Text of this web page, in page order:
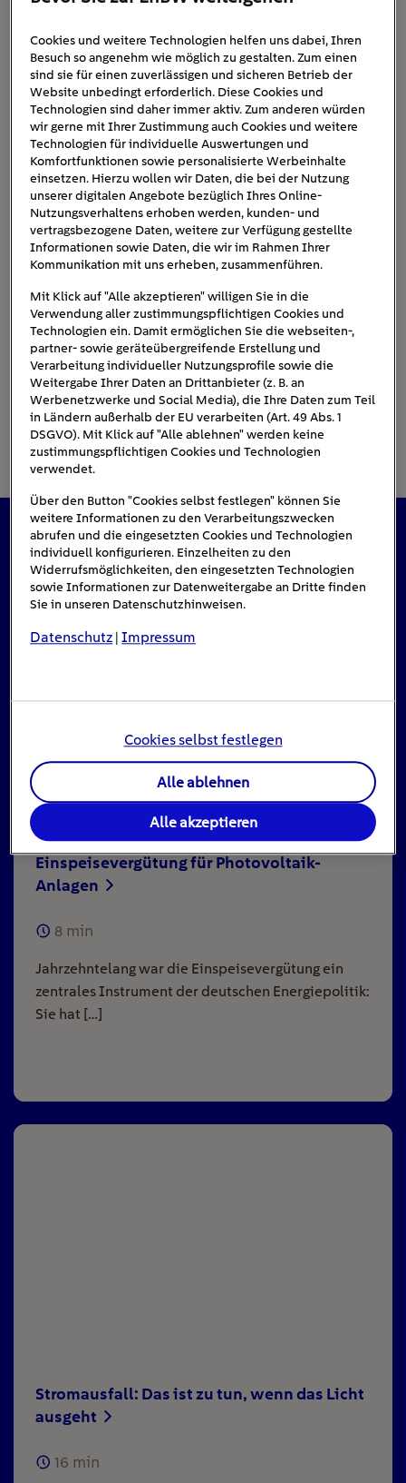
Ultraschnellladen_Schnelllade
park_Rutesheim_E-
Auto_wird_geladen
Das könnte Sie auch interessieren
#Solarenergie
Einspeisevergütung für Photovoltaik-
Anlagen
8 min
Jahrzehntelang war die Einspeisevergütung ein
zentrales Instrument der deutschen Energiepolitik:
Sie hat […]
Stromausfall: Das ist zu tun, wenn das Licht
ausgeht
16 min
Cookies und weitere Technologien helfen uns dabei, Ihren
Besuch so angenehm wie möglich zu gestalten. Zum einen
sind sie für einen zuverlässigen und sicheren Betrieb der
Website unbedingt erforderlich. Diese Cookies und
Technologien sind daher immer aktiv. Zum anderen würden
wir gerne mit Ihrer Zustimmung auch Cookies und weitere
Technologien für individuelle Auswertungen und
Komfortfunktionen sowie personalisierte Werbeinhalte
einsetzen. Hierzu wollen wir Daten, die bei der Nutzung
unserer digitalen Angebote bezüglich Ihres Online-
Nutzungsverhaltens erhoben werden, kunden- und
vertragsbezogene Daten, weitere zur Verfügung gestellte
Informationen sowie Daten, die wir im Rahmen Ihrer
Kommunikation mit uns erheben, zusammenführen.
Mit Klick auf "Alle akzeptieren" willigen Sie in die
Verwendung aller zustimmungspflichtigen Cookies und
Technologien ein. Damit ermöglichen Sie die webseiten-,
partner- sowie geräteübergreifende Erstellung und
Verarbeitung individueller Nutzungsprofile sowie die
Weitergabe Ihrer Daten an Drittanbieter (z. B. an
Werbenetzwerke und Social Media), die Ihre Daten zum Teil
in Ländern außerhalb der EU verarbeiten (Art. 49 Abs. 1
DSGVO). Mit Klick auf "Alle ablehnen" werden keine
zustimmungspflichtigen Cookies und Technologien
verwendet.
Über den Button "Cookies selbst festlegen" können Sie
weitere Informationen zu den Verarbeitungszwecken
abrufen und die eingesetzten Cookies und Technologien
individuell konfigurieren. Einzelheiten zu den
Widerrufsmöglichkeiten, den eingesetzten Technologien
sowie Informationen zur Datenweitergabe an Dritte finden
Sie in unseren Datenschutzhinweisen.
Datenschutz |Impressum
Cookies selbst festlegen
Alle ablehnen
Alle akzeptieren